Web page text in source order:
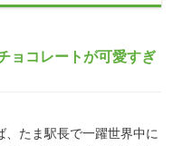
ョコレートが可愛すぎ
たま駅長で一躍世界中に